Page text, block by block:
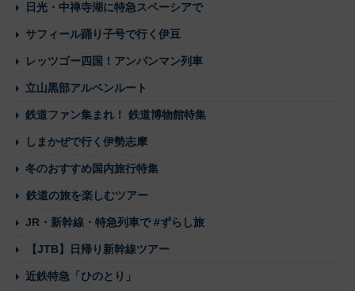
日光・中禅寺湖に特急スペーシアで
サフィール踊り子号で行く伊豆
レッツゴー四国！アンパンマン列車
立山黒部アルペンルート
鉄道ファン集まれ！ 鉄道博物館特集
しまかぜで行く伊勢志摩
冬のおすすめ国内旅行特集
鉄道の旅を楽しむツアー
JR・新幹線・特急列車で #ずらし旅
【JTB】日帰り新幹線ツアー
近鉄特急「ひのとり」